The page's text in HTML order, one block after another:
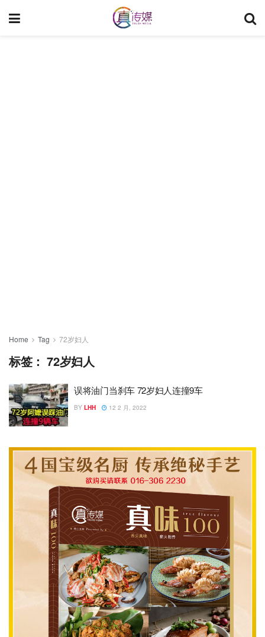
Home Tag 72岁妇人
标签：72岁妇人
误将油门当刹车 72岁妇人连撞9车
BY LHH 12 2 月, 2022